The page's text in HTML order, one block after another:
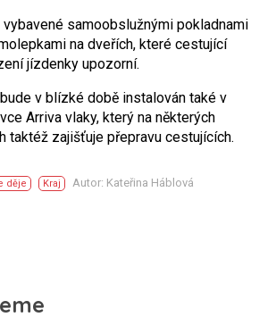
samoobslužnými pokladnami
na dveřích, které cestující
jízdenky upozorní.
v blízké době instalován také v
Arriva vlaky, který na některých
taktéž zajišťuje přepravu cestujících.
děje Kraj Autor: Kateřina Háblová